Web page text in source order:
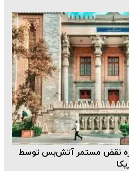
نقض مستمر آتش‌بس توسط